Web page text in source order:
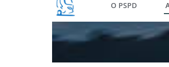
O PSPD